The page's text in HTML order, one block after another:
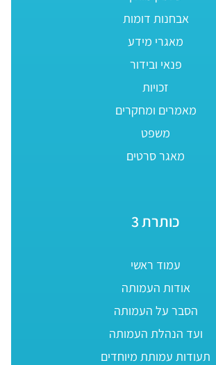
אבחנות דומות
מאגרי מידע
פנאי ובידור
זכויות
מאמרים ומחקרים
משפט
מאגר סרטים
כותרת 3
עמוד ראשי
אודות העמותה
הסבר על העמותה
ועד הנהלת העמותה
תעודות עמותת מיוחדים